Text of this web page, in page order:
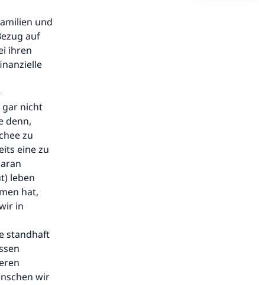
und
auf
ihren
gar nicht
denn,
zu
eine zu
leben
hat,
in
standhaft
wir